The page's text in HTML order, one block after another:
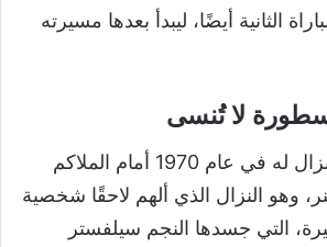
الثانية أيضًا، ليبدأ بعدها مسيرته
لا تُنسى
خاض ليستون آخر نزال له في عام 1970 أمام الملاكم
وهو النزال الذي ألهم لاحقًا شخصية
التي جسدها النجم سيلفستر